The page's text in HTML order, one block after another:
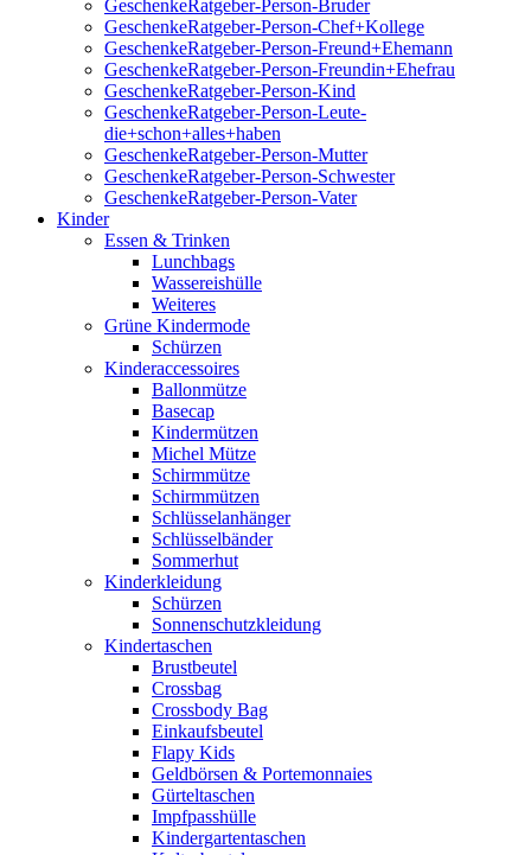
GeschenkeRatgeber-Person-Bruder
GeschenkeRatgeber-Person-Chef+Kollege
GeschenkeRatgeber-Person-Freund+Ehemann
GeschenkeRatgeber-Person-Freundin+Ehefrau
GeschenkeRatgeber-Person-Kind
GeschenkeRatgeber-Person-Leute-
die+schon+alles+haben
GeschenkeRatgeber-Person-Mutter
GeschenkeRatgeber-Person-Schwester
GeschenkeRatgeber-Person-Vater
Kinder
Essen & Trinken
Lunchbags
Wassereishülle
Weiteres
Grüne Kindermode
Schürzen
Kinderaccessoires
Ballonmütze
Basecap
Kindermützen
Michel Mütze
Schirmmütze
Schirmmützen
Schlüsselanhänger
Schlüsselbänder
Sommerhut
Kinderkleidung
Schürzen
Sonnenschutzkleidung
Kindertaschen
Brustbeutel
Crossbag
Crossbody Bag
Einkaufsbeutel
Flapy Kids
Geldbörsen & Portemonnaies
Gürteltaschen
Impfpasshülle
Kindergartentaschen